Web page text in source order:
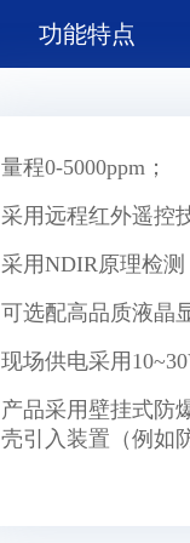
功能特点
量程0-5000ppm；
采用远程红外遥控
采用NDIR原理检测
可选配高品质液晶
现场供电采用
产品采用壁挂式防
壳引入装置（例如